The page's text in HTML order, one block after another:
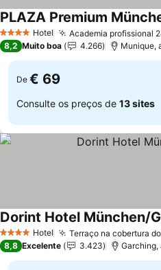
4 EstrelasHotel Academia profissional
PLAZA Premium
8,2 Muito boa 4.266 Munique,
De € 69
Consulte os preços de 13 sites
4 EstrelasHotel Terraço na cobertura
Dorint Hotel München/
8,8 Excelente 3.423 Garching,